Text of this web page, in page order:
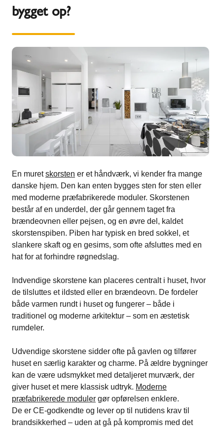
bygget op?
En muretskorsten er et håndværk, vi kender fra mange
danske hjem. Den kan enten bygges sten for sten eller
med moderne præfabrikerede moduler. Skorstenen
består af en underdel, der går gennem taget fra
brændeovnen eller pejsen, og en øvre del, kaldet
skorstenspiben. Piben har typisk en bred sokkel, et
slankere skaft og en gesims, som ofte afsluttes med en
hat for at forhindre røgnedslag.
Indvendige skorstene kan placeres centralt i huset, hvor
de tilsluttes et ildsted eller en brændeovn. De fordeler
både varmen rundt i huset og fungerer – både i
traditionel og moderne arkitektur – som en æstetisk
rumdeler.
Udvendige skorstene sidder ofte på gavlen og tilfører
huset en særlig karakter og charme. På ældre bygninger
kan de være udsmykket med detaljeret murværk, der
giver huset et mere klassisk udtryk. Moderne
præfabrikerede moduler gør opførelsen enklere.
De er CE-godkendte og lever op til nutidens krav til
brandsikkerhed – uden at gå på kompromis med det